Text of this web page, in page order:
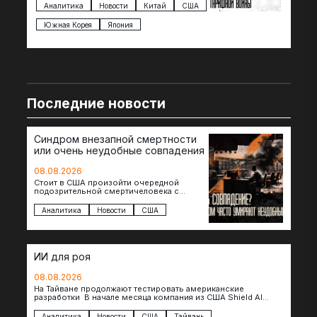
импорта из более 100 стран…
Аналитика Новости Китай США
Южная Корея Япония
Последние новости
Синдром внезапной смертности
или очень неудобные совпадения
08.08.2026
Стоит в США произойти очередной
подозрительной смертичеловека с
как официальные версии снова
оказываются удивительно похожими:
Аналитика Новости США
ИИ для роя
08.08.2026
На Тайване продолжают тестировать американские
разработки В начале месяца компания из США Shield AI